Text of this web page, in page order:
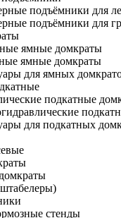
подъёмники для
подъёмники для
ямные домкраты
ямные домкраты
для ямных
подкатные
для подкатных
стенды